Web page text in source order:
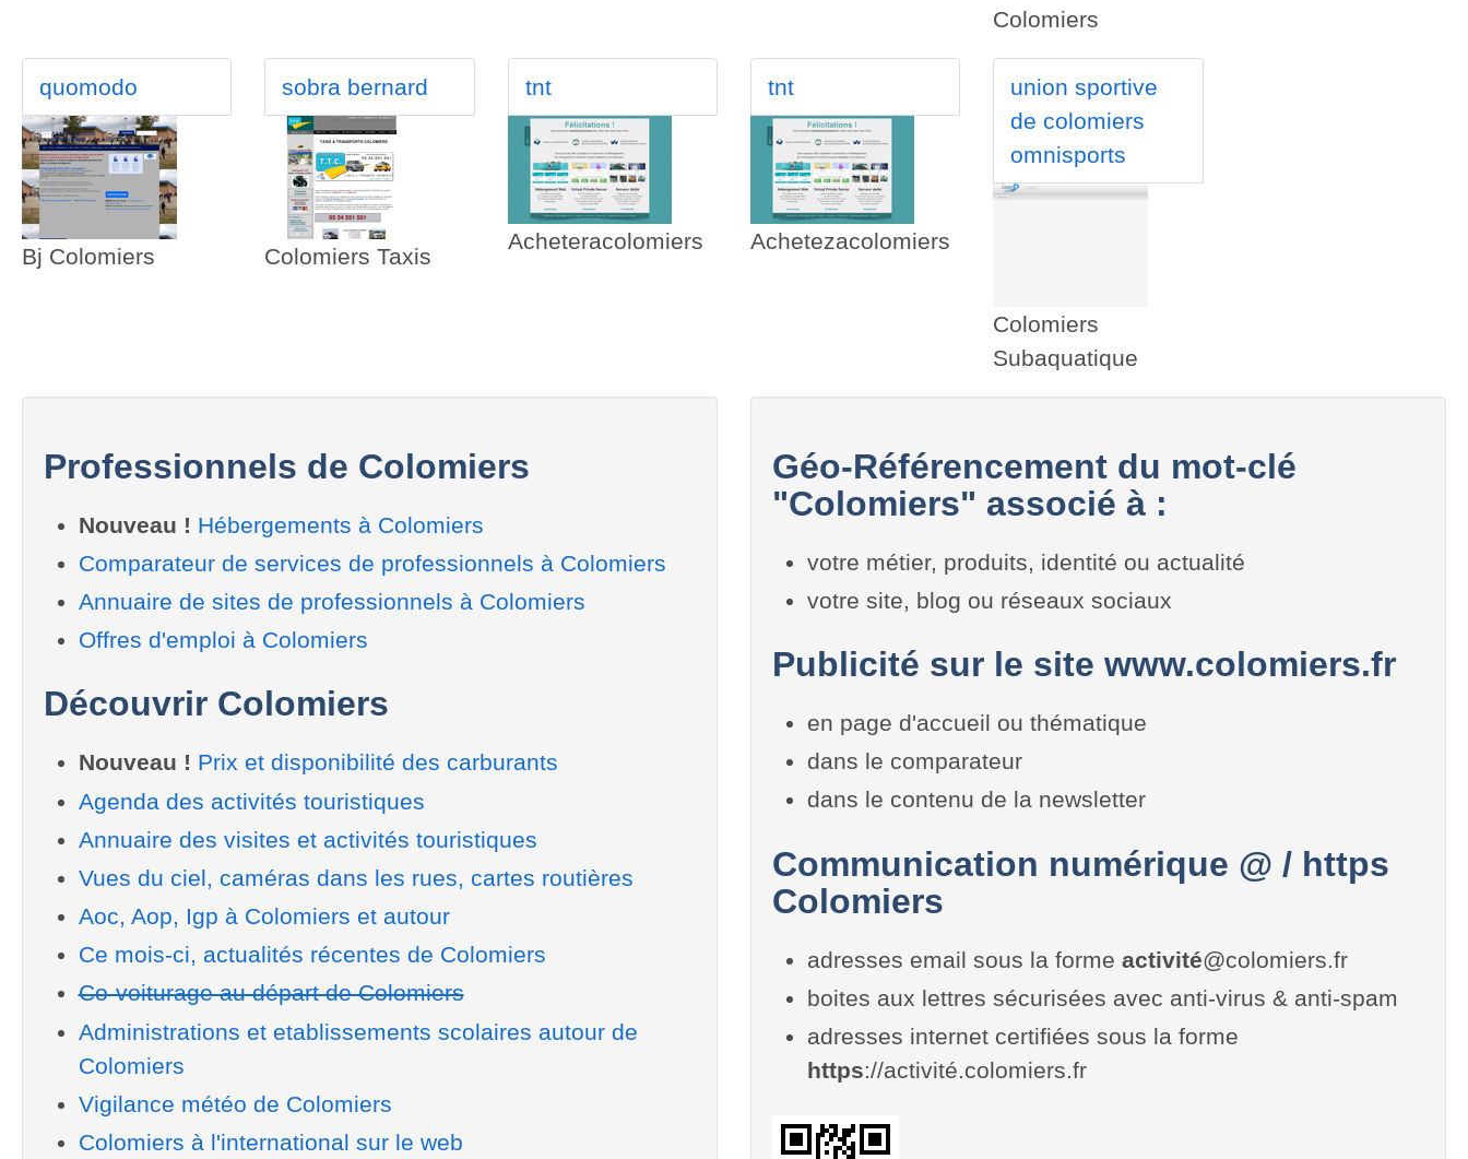
Colomiers
quomodo
Bj Colomiers
sobra bernard
Colomiers Taxis
tnt
Acheteracolomiers
tnt
Achetezacolomiers
union sportive
de colomiers
omnisports
Colomiers
Subaquatique
Professionnels de Colomiers
Nouveau ! Hébergements à Colomiers
Comparateur de services de professionnels à Colomiers
Annuaire de sites de professionnels à Colomiers
Offres d'emploi à Colomiers
Découvrir Colomiers
Nouveau ! Prix et disponibilité des carburants
Agenda des activités touristiques
Annuaire des visites et activités touristiques
Vues du ciel, caméras dans les rues, cartes routières
Aoc, Aop, Igp à Colomiers et autour
Ce mois-ci, actualités récentes de Colomiers
Co-voiturage au départ de Colomiers
Administrations et etablissements scolaires autour de
Colomiers
Vigilance météo de Colomiers
Colomiers à l'international sur le web
Géo-Référencement du mot-clé
"Colomiers" associé à :
votre métier, produits, identité ou actualité
votre site, blog ou réseaux sociaux
Publicité sur le site www.colomiers.fr
en page d'accueil ou thématique
dans le comparateur
dans le contenu de la newsletter
Communication numérique @ / https
Colomiers
adresses email sous la forme activité@colomiers.fr
boites aux lettres sécurisées avec anti-virus & anti-spam
adresses internet certifiées sous la forme
https://activité.colomiers.fr